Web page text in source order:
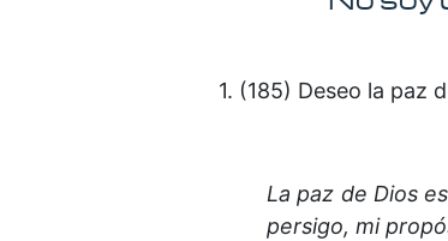
1. (185) Deseo la paz
La paz de Dios
persigo, mi